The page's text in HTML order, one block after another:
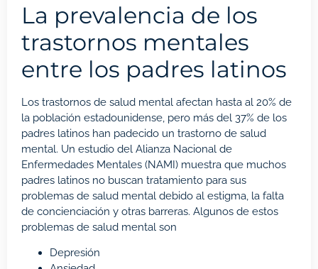
La prevalencia de los
trastornos mentales
entre los padres latinos
Los trastornos de salud mental afectan hasta al 20% de
la población estadounidense, pero más del 37% de los
padres latinos han padecido un trastorno de salud
mental. Un estudio del Alianza Nacional de
Enfermedades Mentales (NAMI) muestra que muchos
padres latinos no buscan tratamiento para sus
problemas de salud mental debido al estigma, la falta
de concienciación y otras barreras. Algunos de estos
problemas de salud mental son
Depresión